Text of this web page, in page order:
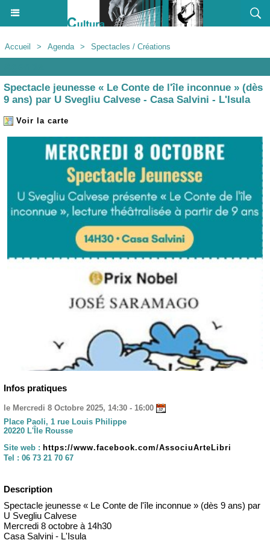
Accueil > Agenda > Spectacles / Créations
Spectacle jeunesse « Le Conte de l'île inconnue » (dès
9 ans) par U Svegliu Calvese - Casa Salvini - L'Isula
Voir la carte
Infos pratiques
le Mercredi 8 Octobre 2025, 14:30 - 16:00
Place Paoli, 1 rue Louis Philippe
20220 L'Île Rousse
Site web : https://www.facebook.com/AssociuArteLibri
Tel : 06 73 21 70 67
Description
Spectacle jeunesse « Le Conte de l'île inconnue » (dès 9 ans) par
U Svegliu Calvese
Mercredi 8 octobre à 14h30
Casa Salvini - L'Isula